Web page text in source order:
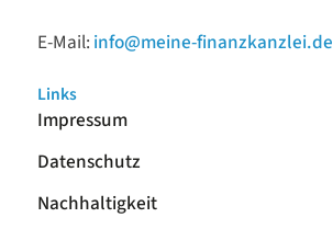
E-Mail: info@meine-finanzkanzlei.de
Links
Impressum
Datenschutz
Nachhaltigkeit